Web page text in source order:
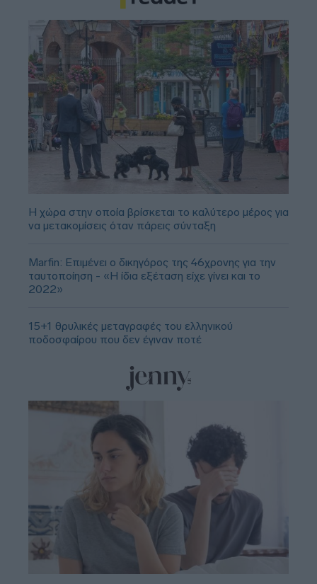
Η χώρα στην οποία βρίσκεται το καλύτερο μέρος για
να μετακομίσεις όταν πάρεις σύνταξη
Marfin: Επιμένει ο δικηγόρος της 46χρονης για την
ταυτοποίηση - «Η ίδια εξέταση είχε γίνει και το
2022»
15+1 θρυλικές μεταγραφές του ελληνικού
ποδοσφαίρου που δεν έγιναν ποτέ